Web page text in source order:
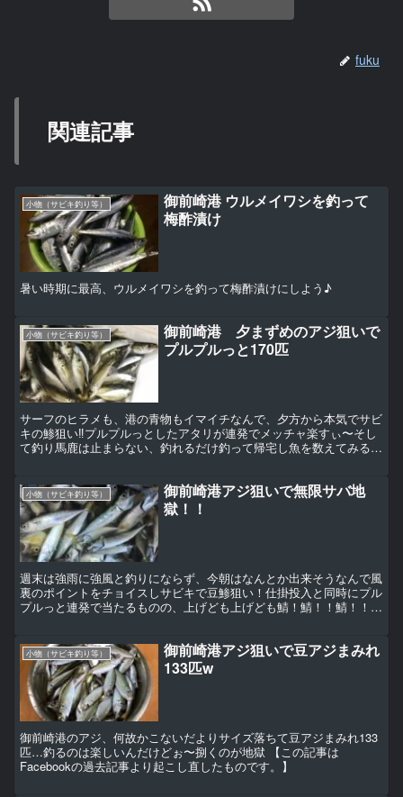
fuku
関連記事
小物（サビキ釣り等）
御前崎港 ウルメイワシを釣って
梅酢漬け
暑い時期に最高、ウルメイワシを釣って梅酢漬けにしよう♪
小物（サビキ釣り等）
御前崎港 夕まずめのアジ狙いで
プルプルっと170匹
サーフのヒラメも、港の青物もイマイチなんで、夕方から本気でサビ
キの鯵狙い‼︎プルプルっとしたアタリが連発でメッチャ楽すぃ〜そし
て釣り馬鹿は止まらない、釣れるだけ釣って帰宅し魚を数えてみると
小物（サビキ釣り等）
御前崎港アジ狙いで無限サバ地
獄！！
週末は強雨に強風と釣りにならず、今朝はなんとか出来そうなんで風
裏のポイントをチョイスしサビキで豆鯵狙い！仕掛投入と同時にプル
プルっと連発で当たるものの、上げども上げども鯖！鯖！！鯖！！！
小物（サビキ釣り等）
御前崎港アジ狙いで豆アジまみれ
133匹w
御前崎港のアジ、何故かこないだよりサイズ落ちて豆アジまみれ133
匹…釣るのは楽しいんだけどぉ〜捌くのが地獄 【この記事は
Facebookの過去記事より起こし直したものです。】